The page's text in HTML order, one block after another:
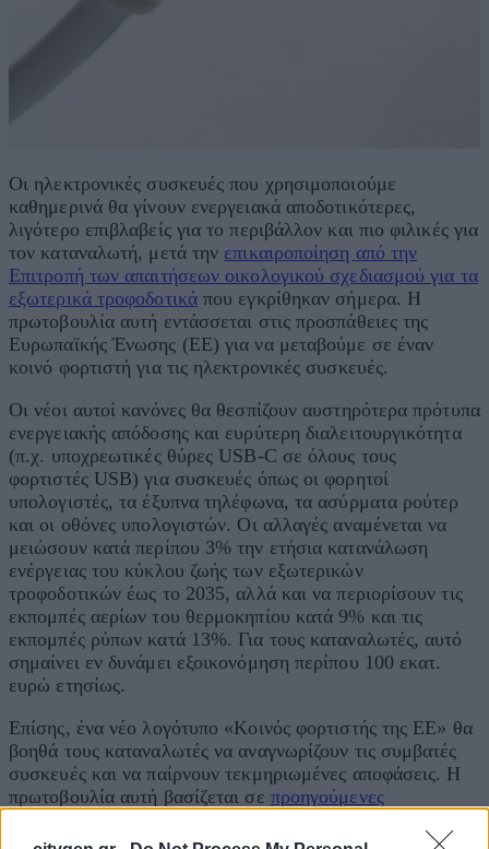
Οι ηλεκτρονικές συσκευές που χρησιμοποιούμε
καθημερινά θα γίνουν ενεργειακά αποδοτικότερες,
λιγότερο επιβλαβείς για το περιβάλλον και πιο φιλικές για
τον καταναλωτή, μετά την επικαιροποίηση από την
Επιτροπή των απαιτήσεων οικολογικού σχεδιασμού για τα
εξωτερικά τροφοδοτικάπου εγκρίθηκαν σήμερα. Η
πρωτοβουλία αυτή εντάσσεται στις προσπάθειες της
Ευρωπαϊκής Ένωσης (ΕΕ) για να μεταβούμε σε έναν
κοινό φορτιστή για τις ηλεκτρονικές συσκευές.
Οι νέοι αυτοί κανόνες θα θεσπίζουν αυστηρότερα πρότυπα
ενεργειακής απόδοσης και ευρύτερη διαλειτουργικότητα
(π.χ. υποχρεωτικές θύρες USB-C σε όλους τους
φορτιστές USB) για συσκευές όπως οι φορητοί
υπολογιστές, τα έξυπνα τηλέφωνα, τα ασύρματα ρούτερ
και οι οθόνες υπολογιστών. Οι αλλαγές αναμένεται να
μειώσουν κατά περίπου 3% την ετήσια κατανάλωση
ενέργειας του κύκλου ζωής των εξωτερικών
τροφοδοτικών έως το 2035, αλλά και να περιορίσουν τις
εκπομπές αερίων του θερμοκηπίου κατά 9% και τις
εκπομπές ρύπων κατά 13%. Για τους καταναλωτές, αυτό
σημαίνει εν δυνάμει εξοικονόμηση περίπου 100 εκατ.
ευρώ ετησίως.
Επίσης, ένα νέο λογότυπο «Κοινός φορτιστής της ΕΕ» θα
βοηθά τους καταναλωτές να αναγνωρίζουν τις συμβατές
συσκευές και να παίρνουν τεκμηριωμένες αποφάσεις. Η
πρωτοβουλία αυτή βασίζεται σε προηγούμενες
των τεχνολογιών για τις ηλεκτρονικές συσκευές, στο